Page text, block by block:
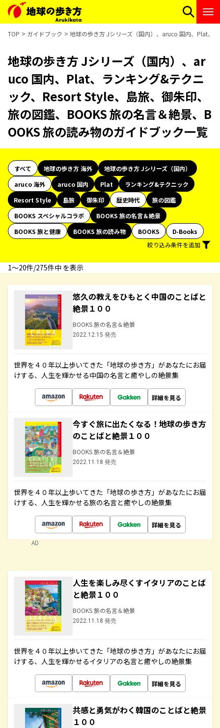
TOP ガイドブック 地球の歩き方 Jシリーズ（国内）、aruco 国内、Plat、
地球の歩き方 Jシリーズ（国内）、ar
uco 国内、Plat、ランキング&テクニ
ック、Resort Style、島旅、御朱印、
旅の図鑑、BOOKS 旅の名言＆絶景、B
OOKS 旅の読み物のガイドブック一覧
すべて 地球の歩き方 海外
地球の歩き方 Jシリーズ（国内）
aruco 海外
aruco 国内 Plat
ランキング&テクニック
Resort Style
島旅 御朱印 歴史時代
旅の図鑑
BOOKS スペシャルコラボ
BOOKS 旅の名言＆絶景
BOOKS 旅と健康
BOOKS 旅の読み物 BOOKS
D-Books
絞り込み条件を追加
1〜20件/275件中 を表示
悠久の教えをひもとく中国のことばと
絶景１００
BOOKS 旅の名言＆絶景
2022.12.15 発売
世界を４０年以上歩いてきた「地球の歩き方」があなたにお届
けする、人生を輝かせる中国の名言と癒やしの絶景集
詳細を見る
今すぐ旅に出たくなる！地球の歩き方
のことばと絶景１００
BOOKS 旅の名言＆絶景
2022.11.18 発売
世界を４０年以上歩いてきた「地球の歩き方」があなたにお届
けする、人生を輝かせる旅の名言と癒やしの絶景集
詳細を見る
AD
人生を楽しみ尽くすイタリアのことば
と絶景１００
BOOKS 旅の名言＆絶景
2022.11.18 発売
世界を４０年以上歩いてきた「地球の歩き方」があなたにお届
けする、人生を輝かせるイタリアの名言と癒やしの絶景集
詳細を見る
共感と勇気がわく韓国のことばと絶景
１００